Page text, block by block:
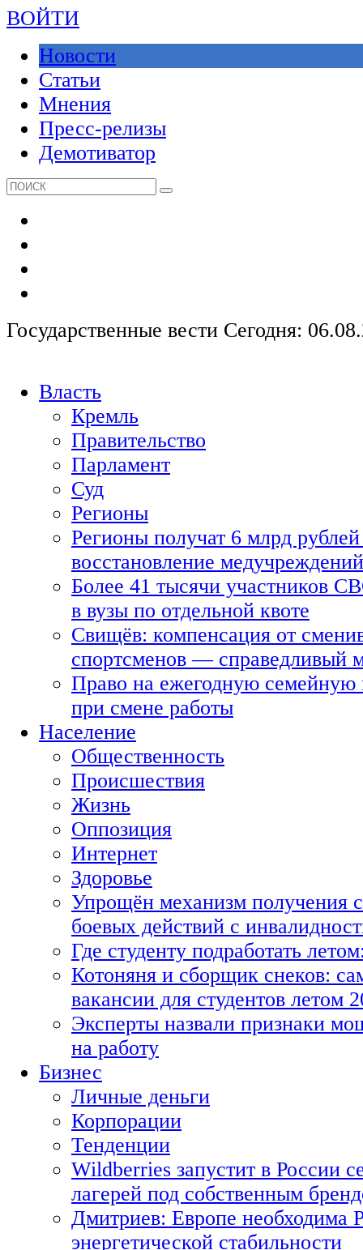
ВОЙТИ
Новости
Статьи
Мнения
Пресс-релизы
Демотиватор
Государственные вести Сегодня:
Власть
Кремль
Правительство
Парламент
Суд
Регионы
Регионы получат 6 млрд рублей
восстановление медучреждений
Более 41 тысячи участников
в вузы по отдельной квоте
Свищёв: компенсация от
спортсменов — справедливый
Право на ежегодную семейную
при смене работы
Население
Общественность
Происшествия
Жизнь
Оппозиция
Интернет
Здоровье
Упрощён механизм получения
боевых действий с
Где студенту подработать
Котоняня и сборщик снеков:
вакансии для студентов летом
Эксперты назвали признаки
на работу
Бизнес
Личные деньги
Корпорации
Тенденции
Wildberries запустит в России
лагерей под собственным
Дмитриев: Европе необходима
энергетической стабильности